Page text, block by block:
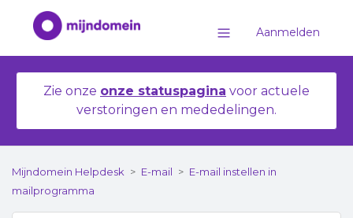
Aanmelden
Zie onze onze statuspagina voor actuele
verstoringen en mededelingen.
Mijndomein Helpdesk E-mail
E-mail instellen in
mailprogramma